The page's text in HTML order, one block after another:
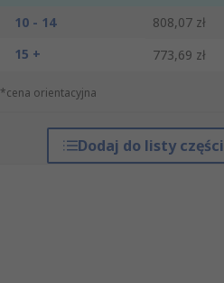
10 - 14
808,07 zł
15 +
773,69 zł
*cena orientacyjna
Dodaj do listy